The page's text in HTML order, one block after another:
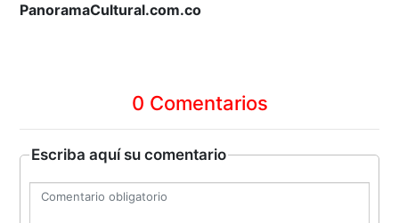
PanoramaCultural.com.co
0 Comentarios
Escriba aquí su comentario